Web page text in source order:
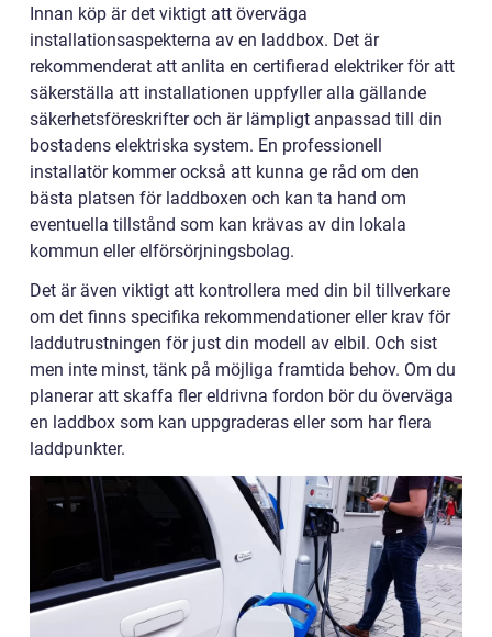
Innan köp är det viktigt att överväga
installationsaspekterna av en laddbox. Det är
rekommenderat att anlita en certifierad elektriker för att
säkerställa att installationen uppfyller alla gällande
säkerhetsföreskrifter och är lämpligt anpassad till din
bostadens elektriska system. En professionell
installatör kommer också att kunna ge råd om den
bästa platsen för laddboxen och kan ta hand om
eventuella tillstånd som kan krävas av din lokala
kommun eller elförsörjningsbolag.
Det är även viktigt att kontrollera med din bil tillverkare
om det finns specifika rekommendationer eller krav för
laddutrustningen för just din modell av elbil. Och sist
men inte minst, tänk på möjliga framtida behov. Om du
planerar att skaffa fler eldrivna fordon bör du överväga
en laddbox som kan uppgraderas eller som har flera
laddpunkter.